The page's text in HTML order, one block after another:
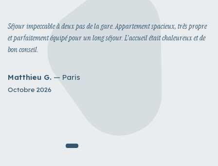
Séjour impeccable à deux pas de la gare. Appartement spacieux, très propre
et parfaitement équipé pour un long séjour. L'accueil était chaleureux et de
bon conseil.
Matthieu G. — Paris
Octobre 2026